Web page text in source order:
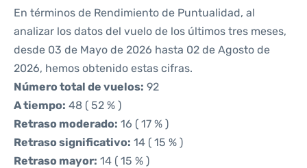
En términos de Rendimiento de Puntualidad, al
analizar los datos del vuelo de los últimos tres meses,
desde 03 de Mayo de 2026 hasta 02 de Agosto de
2026, hemos obtenido estas cifras.
Número total de vuelos: 92
A tiempo: 48 ( 52 % )
Retraso moderado: 16 ( 17 % )
Retraso significativo: 14 ( 15 % )
Retraso mayor: 14 ( 15 % )